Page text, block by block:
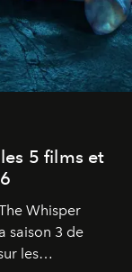
5 films et
Whisper
saison 3 de
les